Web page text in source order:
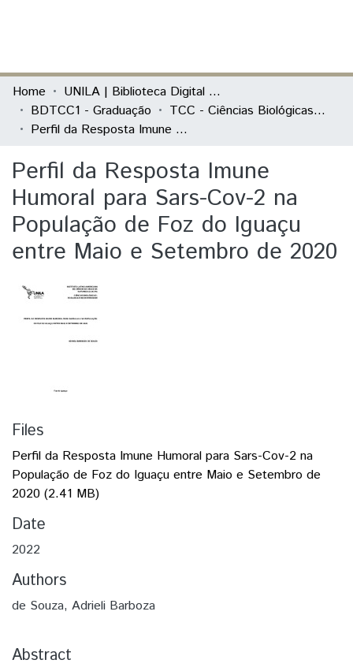
Communities & Collections
All of DSpace
Home
UNILA | Biblioteca Digital de Trabalhos de Conclusão de Curso
BDTCC1 - Graduação
TCC - Ciências Biológicas - Ecologia e Biodiversidade
Perfil da Resposta Imune Humoral para Sars-Cov-2 na População de Foz do Iguaçu entre Maio e Setembro de 2020
Perfil da Resposta Imune
Humoral para Sars-Cov-2 na
População de Foz do Iguaçu
entre Maio e Setembro de 2020
Files
Perfil da Resposta Imune Humoral para Sars-Cov-2 na
População de Foz do Iguaçu entre Maio e Setembro de
2020 (2.41 MB)
Date
2022
Authors
de Souza, Adrieli Barboza
Abstract